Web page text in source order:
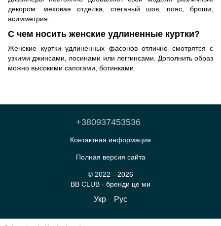
декором: меховая отделка, стеганый шов, пояс, броши,
асимметрия.
С чем носить женские удлиненные куртки?
Женские куртки удлиненных фасонов отлично смотрятся с
узкими джинсами, лосинами или леггинсами. Дополнить образ
можно высокими сапогами, ботинками.
+380937453536
Контактная информация
Полная версия сайта
© 2022—2026
BB CLUB - бренди це ми
Укр Рус